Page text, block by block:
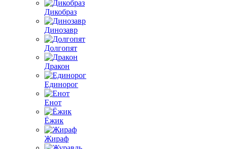
Дикобраз
Динозавр
Долгопят
Дракон
Единорог
Енот
Ёжик
Жираф